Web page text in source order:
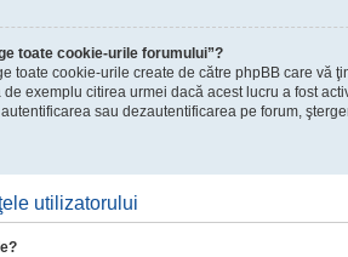
toate cookie-urile forumului”?
toate cookie-urile create de către phpBB care vă
exemplu citirea urmei dacă acest lucru a fost
sau dezautentificarea pe forum,
utilizatorului